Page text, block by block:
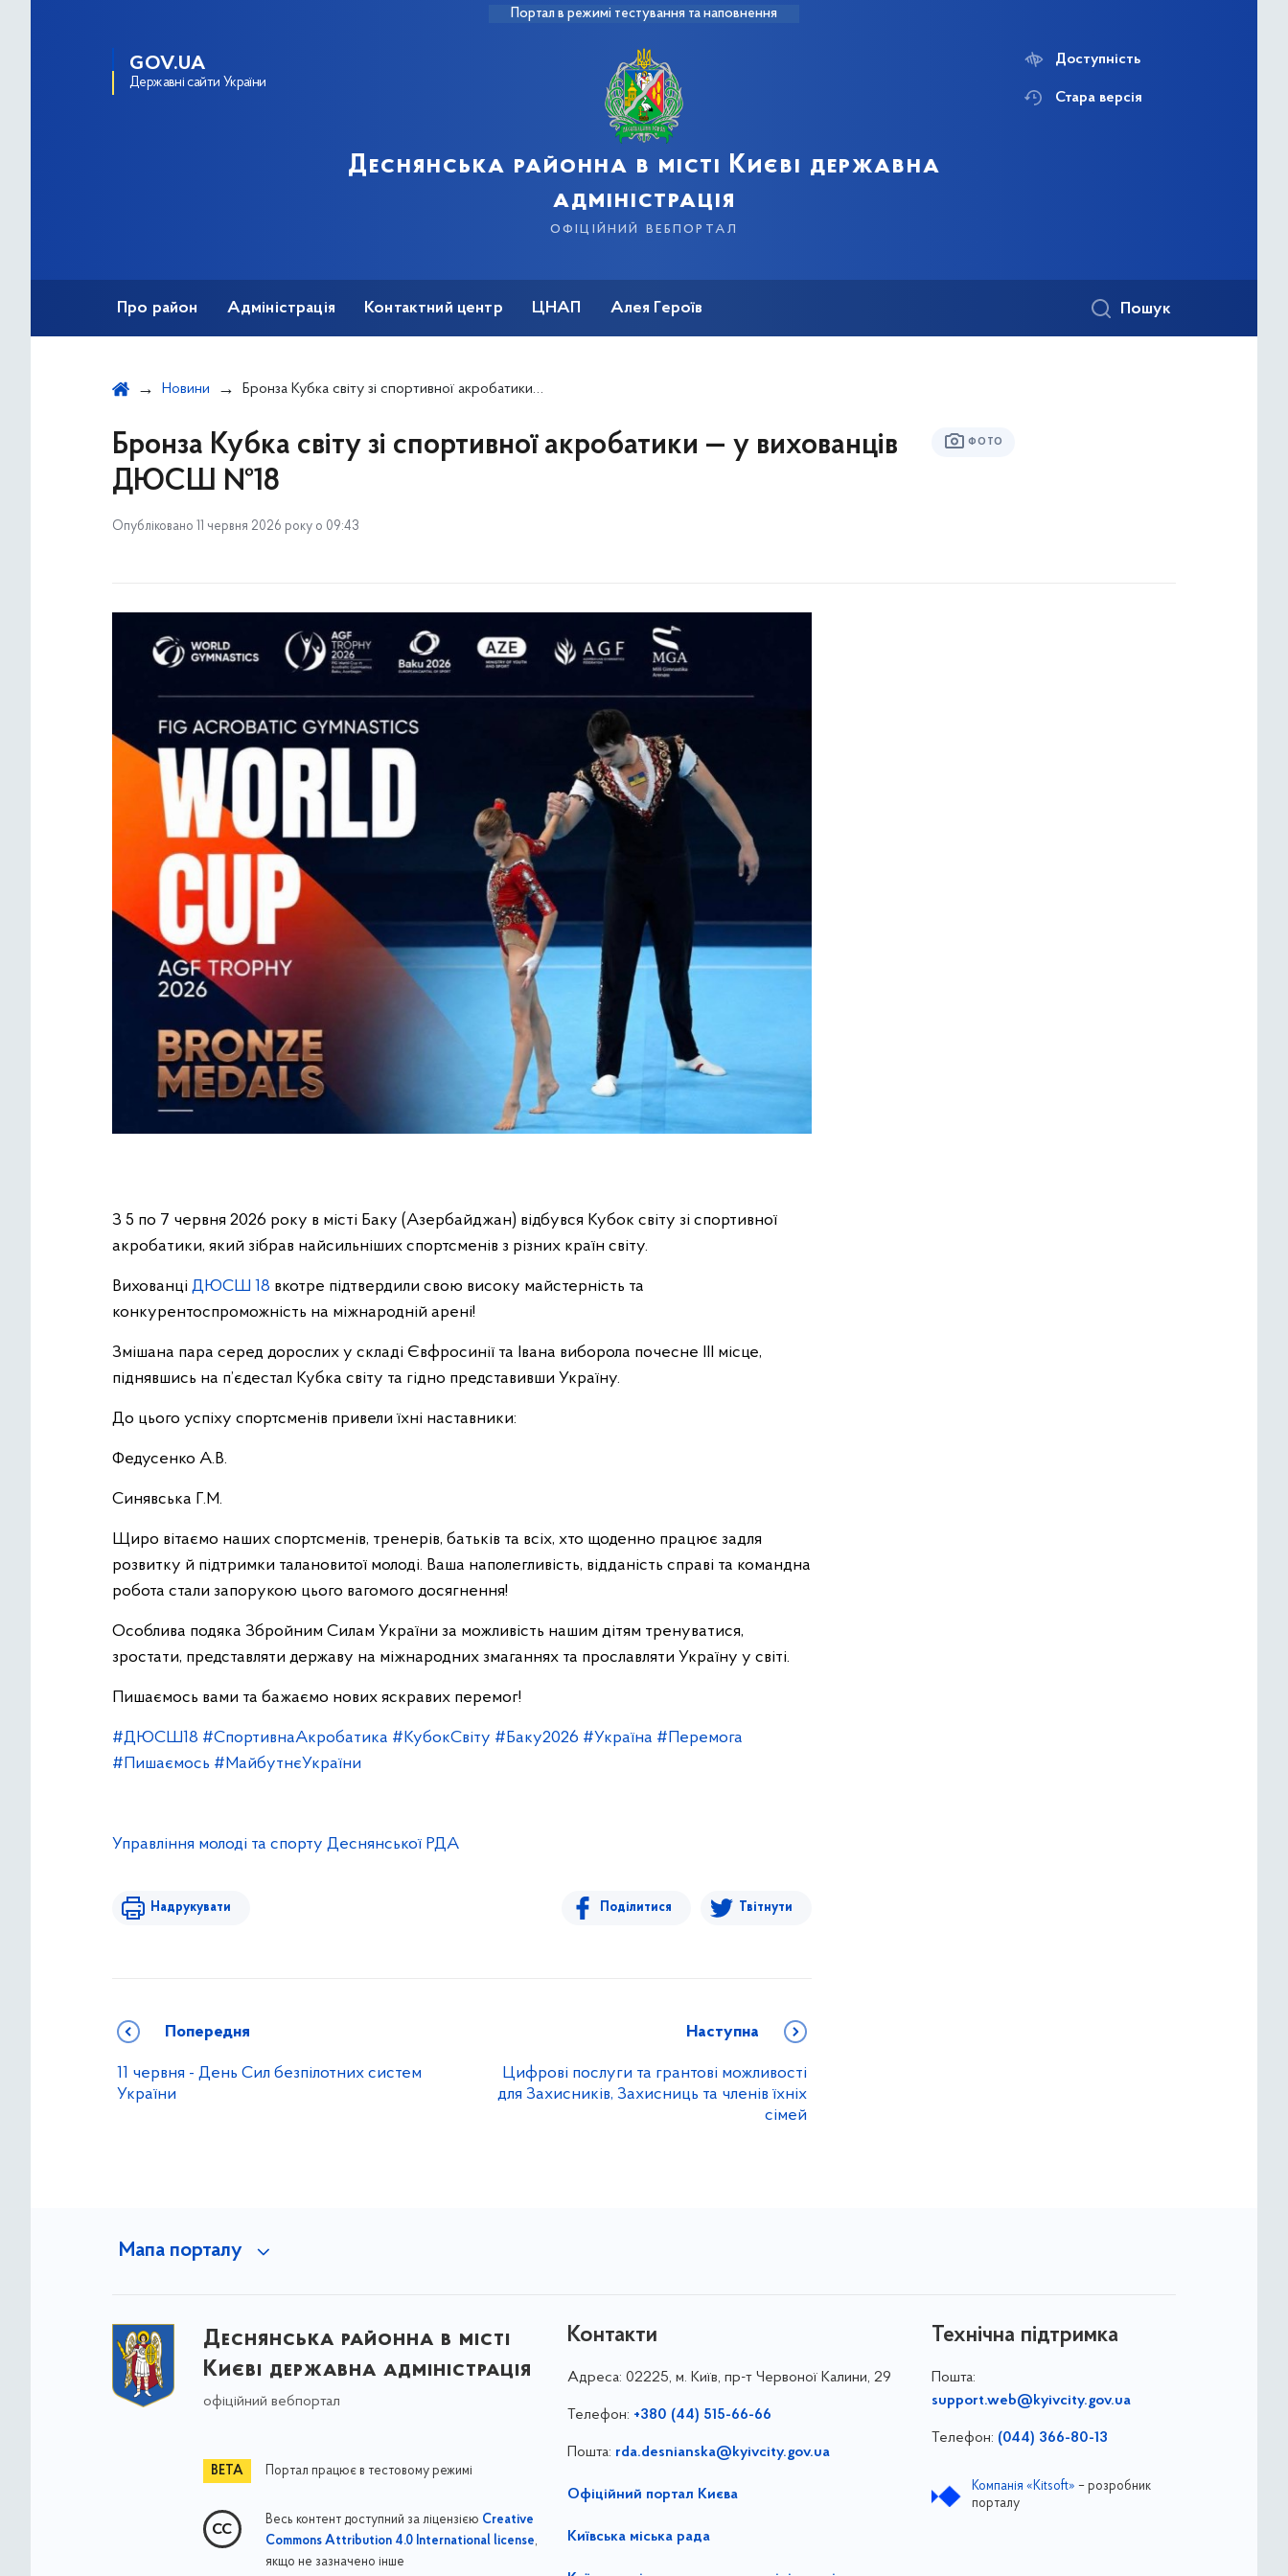
Портал в режимі тестування та наповнення
GOV.UA
Державні сайти України
Деснянська районна в місті Києві державна
адміністрація
офіційний вебпортал
Доступність
Стара версія
Про район Адміністрація Контактний центр ЦНАП Алея Героїв Пошук
Новини Бронза Кубка світу зі спортивної акробатики — у вихованців ДЮСШ №18
Бронза Кубка світу зі спортивної акробатики — у вихованців
ДЮСШ №18
Опубліковано 11 червня 2026 року о 09:43
ФОТО
З 5 по 7 червня 2026 року в місті Баку (Азербайджан) відбувся Кубок світу зі спортивної
акробатики, який зібрав найсильніших спортсменів з різних країн світу.
Вихованці ДЮСШ 18 вкотре підтвердили свою високу майстерність та
конкурентоспроможність на міжнародній арені!
Змішана пара серед дорослих у складі Євфросинії та Івана виборола почесне III місце,
піднявшись на п’єдестал Кубка світу та гідно представивши Україну.
До цього успіху спортсменів привели їхні наставники:
Федусенко А.В.
Синявська Г.М.
Щиро вітаємо наших спортсменів, тренерів, батьків та всіх, хто щоденно працює задля
розвитку й підтримки талановитої молоді. Ваша наполегливість, відданість справі та командна
робота стали запорукою цього вагомого досягнення!
Особлива подяка Збройним Силам України за можливість нашим дітям тренуватися,
зростати, представляти державу на міжнародних змаганнях та прославляти Україну у світі.
Пишаємось вами та бажаємо нових яскравих перемог!
#ДЮСШ18 #СпортивнаАкробатика #КубокСвіту #Баку2026 #Україна #Перемога
#Пишаємось #МайбутнєУкраїни
Управління молоді та спорту Деснянської РДА
Надрукувати Поділитися Твітнути
Попередня
11 червня - День Сил безпілотних систем
України
Наступна
Цифрові послуги та грантові можливості
для Захисників, Захисниць та членів їхніх
сімей
Мапа порталу
Деснянська районна в місті
Києві державна адміністрація
офіційний вебпортал
Портал працює в тестовому режимі
Весь контент доступний за ліцензією Creative
Commons Attribution 4.0 International license,
якщо не зазначено інше
Контакти
Адреса: 02225, м. Київ, пр-т Червоної Калини, 29
Телефон: +380 (44) 515-66-66
Пошта: rda.desnianska@kyivcity.gov.ua
Офіційний портал Києва
Київська міська рада
Технічна підтримка
Пошта:
support.web@kyivcity.gov.ua
Телефон: (044) 366-80-13
Компанія «Kitsoft» – розробник
порталу